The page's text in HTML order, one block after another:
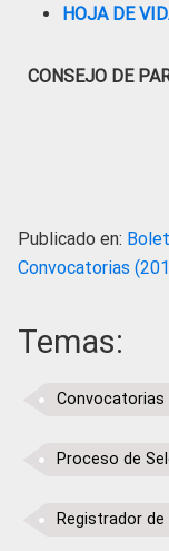
HOJA DE
CONSEJO DE
Publicado en:
Convocatorias
Temas:
Convocatorias
Proceso de
Registrador de